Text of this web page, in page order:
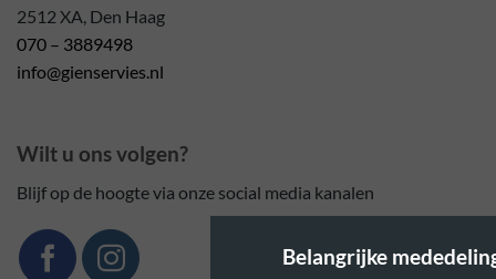
2512 XA, Den Haag
070 – 3889498
info@gienservies.nl
Wilt u ons volgen?
Blijf op de hoogte via onze social media kanalen
Belangrijke